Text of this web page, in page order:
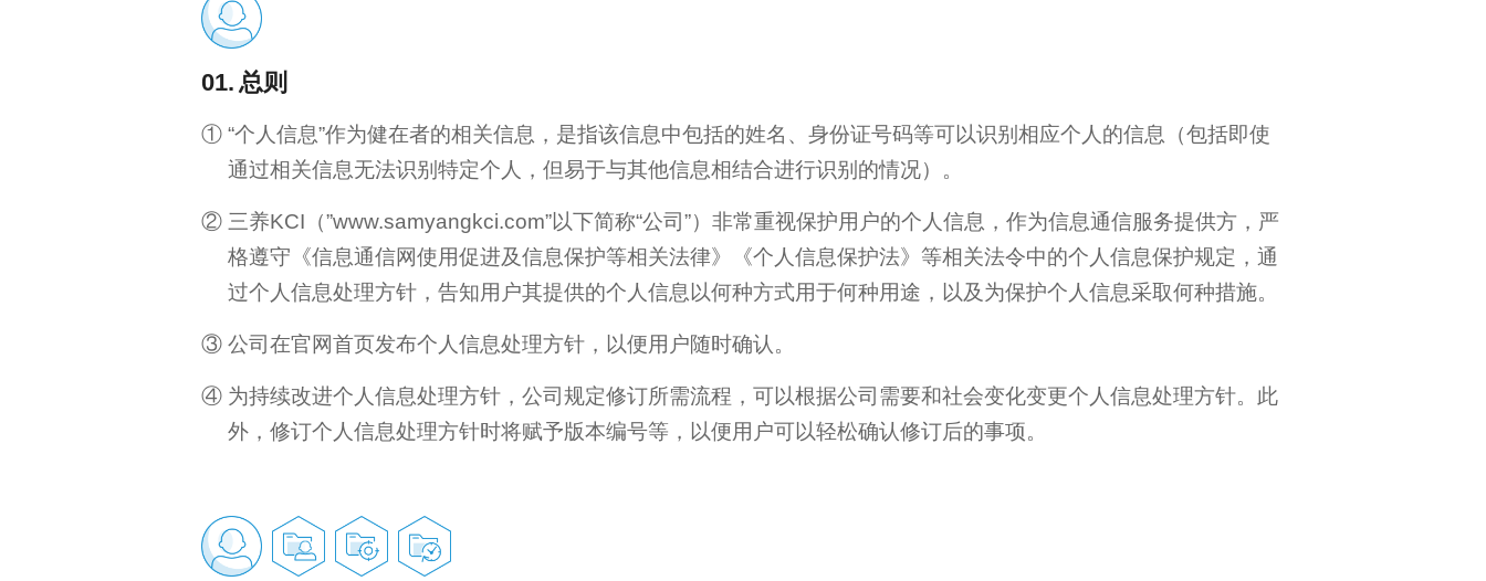
01. 总则
“个人信息”作为健在者的相关信息，是指该信息中包括的姓名、身份证号码等可以识别相应个人的信息（包括即使
通过相关信息无法识别特定个人，但易于与其他信息相结合进行识别的情况）。
三养KCI（”www.samyangkci.com”以下简称“公司”）非常重视保护用户的个人信息，作为信息通信服务提供方，严
格遵守《信息通信网使用促进及信息保护等相关法律》《个人信息保护法》等相关法令中的个人信息保护规定，通
过个人信息处理方针，告知用户其提供的个人信息以何种方式用于何种用途，以及为保护个人信息采取何种措施。
公司在官网首页发布个人信息处理方针，以便用户随时确认。
为持续改进个人信息处理方针，公司规定修订所需流程，可以根据公司需要和社会变化变更个人信息处理方针。此
外，修订个人信息处理方针时将赋予版本编号等，以便用户可以轻松确认修订后的事项。